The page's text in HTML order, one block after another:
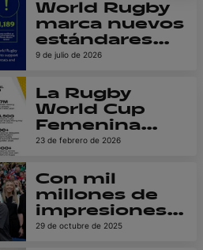
9 de julio de 2026
World Rugby
marca nuevos
estándares
globales en la
del abuso en
línea a
jugadores y
oficiales de
Cup
Femenina
2025
23 de febrero de 2026
La Rugby
World Cup
Femenina
2025 deja un
legado; un
informe
destaca el
positivo
29 de octubre de 2025
Con mil
millones de
impresiones y
nuevas